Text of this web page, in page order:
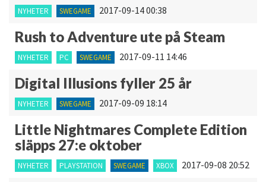
NYHETER SWEGAME 2017-09-14 00:38
Rush to Adventure ute på Steam
NYHETER PC SWEGAME 2017-09-11 14:46
Digital Illusions fyller 25 år
NYHETER SWEGAME 2017-09-09 18:14
Little Nightmares Complete Edition
släpps 27:e oktober
NYHETER PLAYSTATION SWEGAME XBOX 2017-09-08 20:52